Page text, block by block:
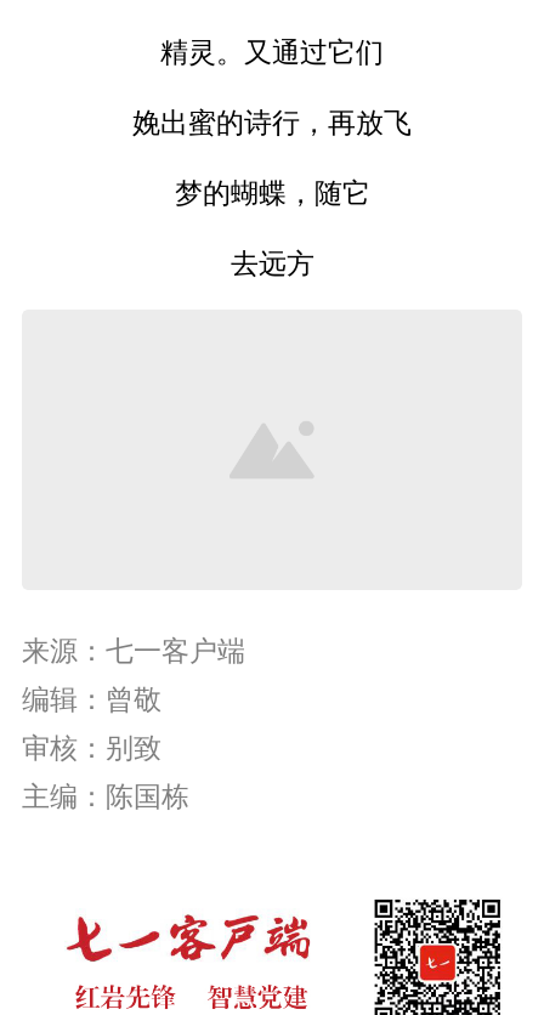
精灵。又通过它们
娩出蜜的诗行，再放飞
梦的蝴蝶，随它
去远方
来源：七一客户端
编辑：曾敬
审核：别致
主编：陈国栋